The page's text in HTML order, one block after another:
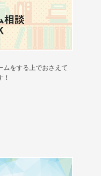
ムをする上でおさえて
！